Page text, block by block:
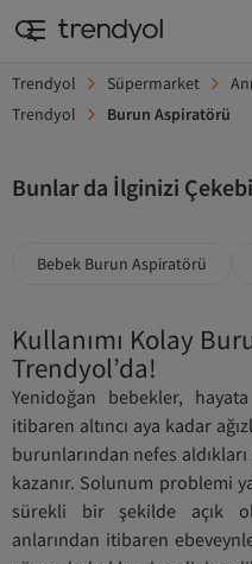
Trendyol Süpermarket
Trendyol
Burun Aspiratörü
Bunlar da İlginizi
Bebek Burun Aspiratörü
Kullanımı Kolay
Trendyol’da!
Yenidoğan bebekler,
itibaren altıncı aya kadar
burunlarından nefes
kazanır. Solunum problemi
sürekli bir şekilde açık
anlarından itibaren